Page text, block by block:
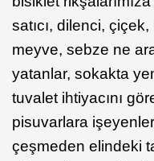
satıcı, dilenci,
meyve, sebze ne
yatanlar, sokakta
tuvalet ihtiyacını
pisuvarlara
çeşmeden elindeki